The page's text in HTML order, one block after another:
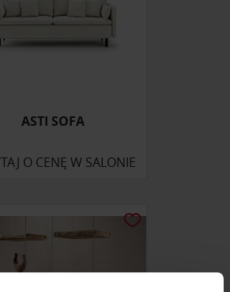
ASTI SOFA
O CENĘ W SALONIE